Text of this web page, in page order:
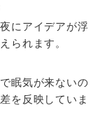
にアイデアが浮
られます。
眠気が来ないの
を反映していま